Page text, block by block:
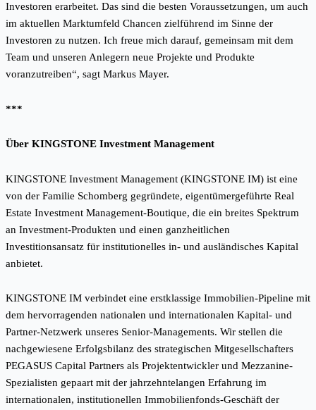
Investoren erarbeitet. Das sind die besten Voraussetzungen, um auch
im aktuellen Marktumfeld Chancen zielführend im Sinne der
Investoren zu nutzen. Ich freue mich darauf, gemeinsam mit dem
Team und unseren Anlegern neue Projekte und Produkte
voranzutreiben“, sagt Markus Mayer.
***
Über KINGSTONE Investment Management
KINGSTONE Investment Management (KINGSTONE IM) ist eine
von der Familie Schomberg gegründete, eigentümergeführte Real
Estate Investment Management-Boutique, die ein breites Spektrum
an Investment-Produkten und einen ganzheitlichen
Investitionsansatz für institutionelles in- und ausländisches Kapital
anbietet.
KINGSTONE IM verbindet eine erstklassige Immobilien-Pipeline mit
dem hervorragenden nationalen und internationalen Kapital- und
Partner-Netzwerk unseres Senior-Managements. Wir stellen die
nachgewiesene Erfolgsbilanz des strategischen Mitgesellschafters
PEGASUS Capital Partners als Projektentwickler und Mezzanine-
Spezialisten gepaart mit der jahrzehntelangen Erfahrung im
internationalen, institutionellen Immobilienfonds-Geschäft der